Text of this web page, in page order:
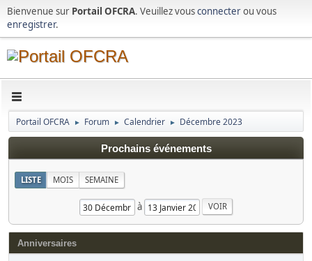
Bienvenue sur Portail OFCRA. Veuillez vousconnecterou vous
enregistrer.
Portail OFCRA ► Forum ► Calendrier ► Décembre 2023
Prochains événements
LISTE MOIS SEMAINE
à
Anniversaires